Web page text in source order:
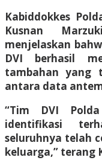
Kabiddokkes
Kusnan
menjelaskan
DVI berhasil
tambahan yang
antara data
“Tim DVI
identifikasi
seluruhnya telah
keluarga,” terang